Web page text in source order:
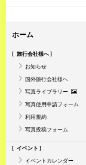
ホーム
旅行会社様へ
お知らせ
国外旅行会社様へ
写真ライブラリー
写真使用申請フォーム
利用規約
写真投稿フォーム
イベント
イベントカレンダー